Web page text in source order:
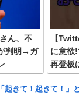
ん、不
判明→ガ
【
に意欲
再登板
！」と叫ばれ、 ビックリした所